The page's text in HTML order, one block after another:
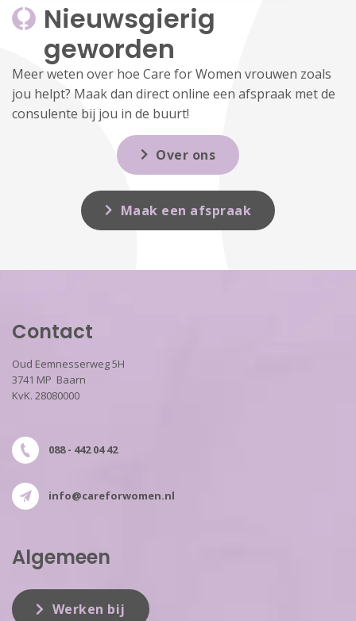
Nieuwsgierig
geworden
Meer weten over hoe Care for Women vrouwen zoals
jou helpt? Maak dan direct online een afspraak met de
consulente bij jou in de buurt!
Over ons
Maak een afspraak
Contact
Oud Eemnesserweg 5H
3741 MP Baarn
KvK. 28080000
088 - 442 04 42
info@careforwomen.nl
Algemeen
Werken bij